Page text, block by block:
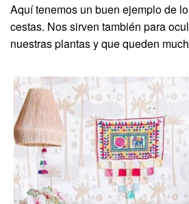
Aquí tenemos un buen ejemplo de
cestas. Nos sirven también para
nuestras plantas y que queden